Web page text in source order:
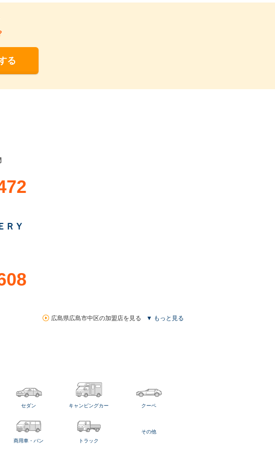
る
ＲＹ
広島県広島市中区の加盟店を見る ▼ もっと見る
セダン キャンピングカー クーペ
商用車・バン トラック
その他